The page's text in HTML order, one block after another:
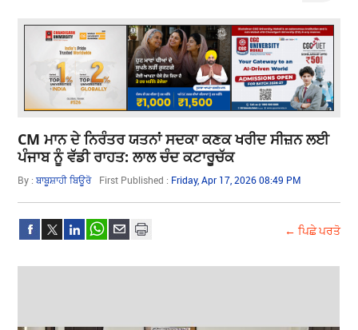
CM ਮਾਨ ਦੇ ਨਿਰੰਤਰ ਯਤਨਾਂ ਸਦਕਾ ਕਣਕ ਖਰੀਦ ਸੀਜ਼ਨ ਲਈ
ਪੰਜਾਬ ਨੂੰ ਵੱਡੀ ਰਾਹਤ: ਲਾਲ ਚੰਦ ਕਟਾਰੂਚੱਕ
By :ਬਾਬੂਸ਼ਾਹੀ ਬਿਊਰੋ First Published : Friday, Apr 17, 2026 08:49 PM
← ਪਿਛੇ ਪਰਤੋ